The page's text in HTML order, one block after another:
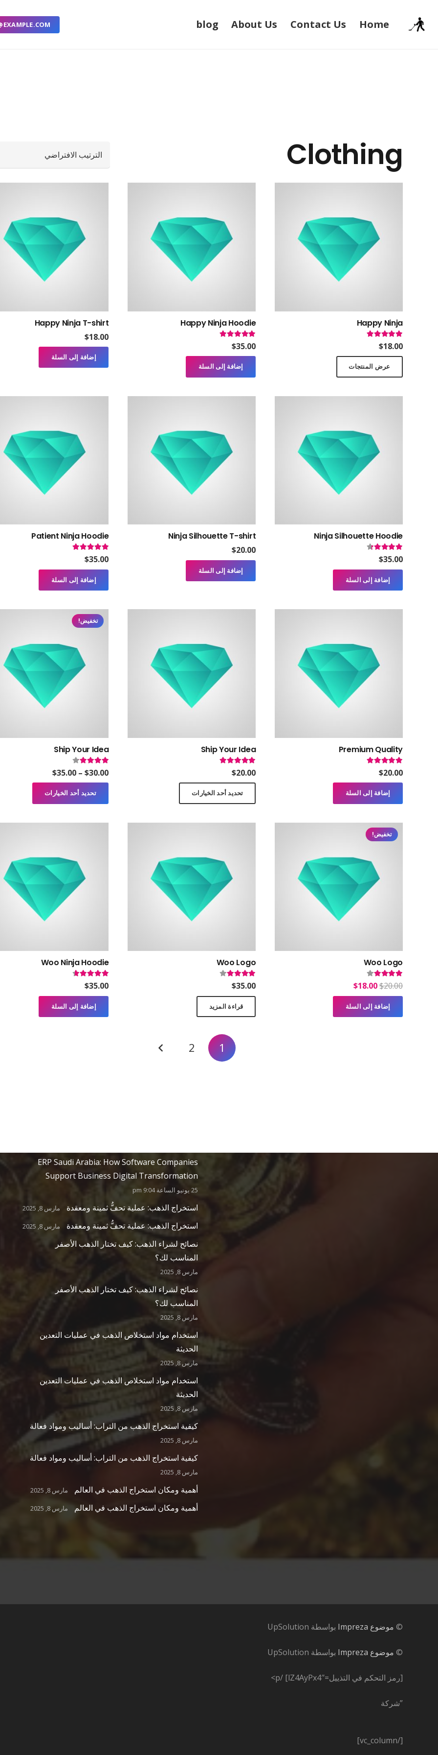
Home
Contact Us
About Us
blog
Clothing
Happy Ninja
تم التقييم
$18.00
عرض المنتجات
Happy Ninja Hoodie
تم التقييم
$35.00
إضافة إلى السلة
Happy Ninja T-shirt
$18.00
إضافة إلى السلة
Ninja Silhouette Hoodie
تم التقييم
$35.00
إضافة إلى السلة
Ninja Silhouette T-shirt
$20.00
إضافة إلى السلة
Patient Ninja Hoodie
تم التقييم
$35.00
إضافة إلى السلة
Premium Quality
تم التقييم
$20.00
إضافة إلى السلة
Ship Your Idea
تم التقييم
$20.00
تحديد أحد الخيارات
العديد
لهذا
المنتج.
يمكن
اختيار
المنتج
تخفيض!
Ship Your Idea
تم التقييم4.00من 5 $30.00
–
$35.00 نطاق
السعر:
من
تحديد أحد الخيارات
العديد
لهذا
المنتج.
يمكن
اختيار
المنتج
تخفيض!
Woo Logo
تم التقييم4.00 $20.00 السعر
الأصلي
هو:
$18.00 السعر
الحالي
هو:
إضافة إلى السلة
Woo Logo
تم التقييم
$35.00
قراءة المزيد
Woo Ninja Hoodie
تم التقييم
$35.00
إضافة إلى السلة
1
2
ERP Saudi Arabia: How Software Companies
Support Business Digital Transformation
25 يونيو الساعة 9:04 pm
استخراج الذهب: عملية تحفُّ ثمينة ومعقدة مارس 8, 2025
استخراج الذهب: عملية تحفُّ ثمينة ومعقدة مارس 8, 2025
نصائح لشراء الذهب: كيف تختار الذهب الأصفر
المناسب لك؟
مارس 8, 2025
نصائح لشراء الذهب: كيف تختار الذهب الأصفر
المناسب لك؟
مارس 8, 2025
استخدام مواد استخلاص الذهب في عمليات التعدين
الحديثة
مارس 8, 2025
استخدام مواد استخلاص الذهب في عمليات التعدين
الحديثة
مارس 8, 2025
كيفية استخراج الذهب من التراب: أساليب ومواد فعالة
مارس 8, 2025
كيفية استخراج الذهب من التراب: أساليب ومواد فعالة
مارس 8, 2025
أهمية ومكان استخراج الذهب في العالم مارس 8, 2025
أهمية ومكان استخراج الذهب في العالم مارس 8, 2025
© موضوع Impreza بواسطة UpSolution
© موضوع Impreza بواسطة UpSolution
[رمز التحكم في التذييل=’lZ4AyPx4′] /p>
”شركة
[/vc_column]